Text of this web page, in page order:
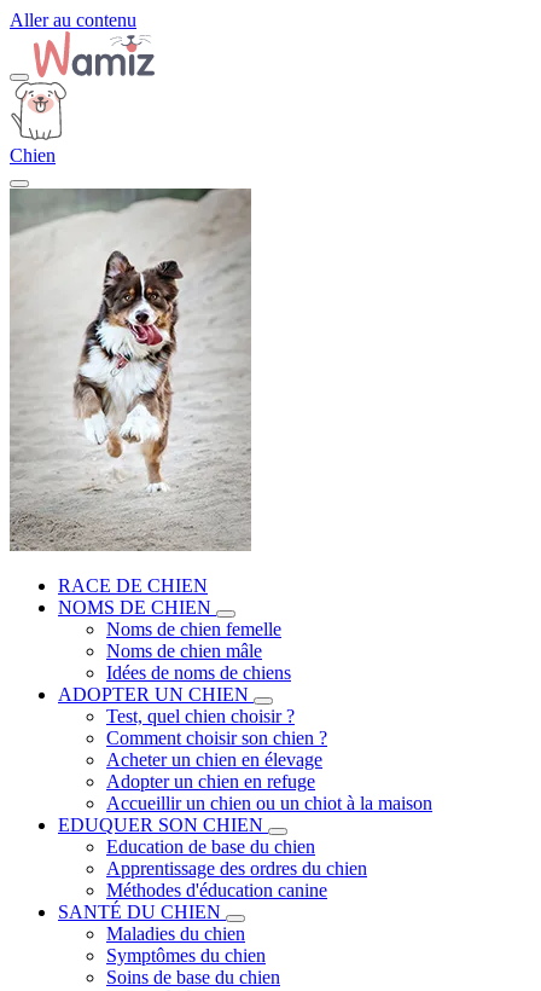
Aller au contenu
Chien
RACE DE CHIEN
NOMS DE CHIEN
Noms de chien femelle
Noms de chien mâle
Idées de noms de chiens
ADOPTER UN CHIEN
Test, quel chien choisir ?
Comment choisir son chien ?
Acheter un chien en élevage
Adopter un chien en refuge
Accueillir un chien ou un chiot à la maison
EDUQUER SON CHIEN
Education de base du chien
Apprentissage des ordres du chien
Méthodes d'éducation canine
SANTÉ DU CHIEN
Maladies du chien
Symptômes du chien
Soins de base du chien